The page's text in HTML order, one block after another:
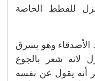
للقطط الخاصة
الأصدقاء وهو يسرق
لانه شعر بالجوع
أنه يقول عن نفسه